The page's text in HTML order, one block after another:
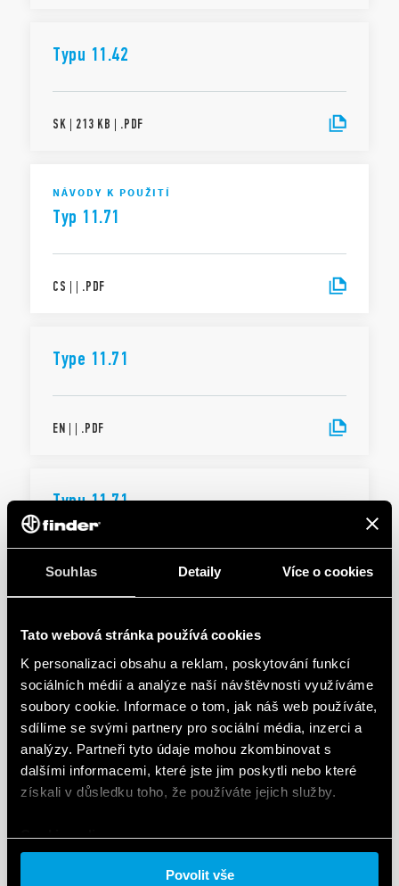
Souhlas Detaily Více o cookies
Tato webová stránka používá cookies
K personalizaci obsahu a reklam, poskytování funkcí
sociálních médií a analýze naší návštěvnosti využíváme
soubory cookie. Informace o tom, jak náš web používáte,
sdílíme se svými partnery pro sociální média, inzerci a
analýzy. Partneři tyto údaje mohou zkombinovat s
dalšími informacemi, které jste jim poskytli nebo které
získali v důsledku toho, že používáte jejich služby.
Cookie policy.
Povolit vše
Typu 11.42
SK | 213 KB | .PDF
NÁVODY K POUŽITÍ
Typ 11.71
CS | | .PDF
Type 11.71
EN | | .PDF
Typu 11.71
SK|120 KB
NÁVODY K POUŽITÍ
Typ 11.31
CS |383 KB| .PDF
Type 11.31